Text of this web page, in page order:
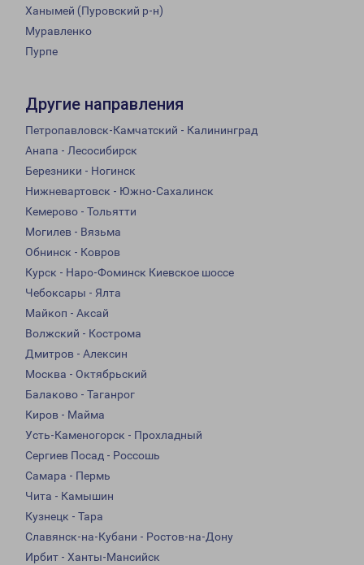
Ханымей (Пуровский р-н)
Муравленко
Пурпе
Другие направления
Петропавловск-Камчатский - Калининград
Анапа - Лесосибирск
Березники - Ногинск
Нижневартовск - Южно-Сахалинск
Кемерово - Тольятти
Могилев - Вязьма
Обнинск - Ковров
Курск - Наро-Фоминск Киевское шоссе
Чебоксары - Ялта
Майкоп - Аксай
Волжский - Кострома
Дмитров - Алексин
Москва - Октябрьский
Балаково - Таганрог
Киров - Майма
Усть-Каменогорск - Прохладный
Сергиев Посад - Россошь
Самара - Пермь
Чита - Камышин
Кузнецк - Тара
Славянск-на-Кубани - Ростов-на-Дону
Ирбит - Ханты-Мансийск